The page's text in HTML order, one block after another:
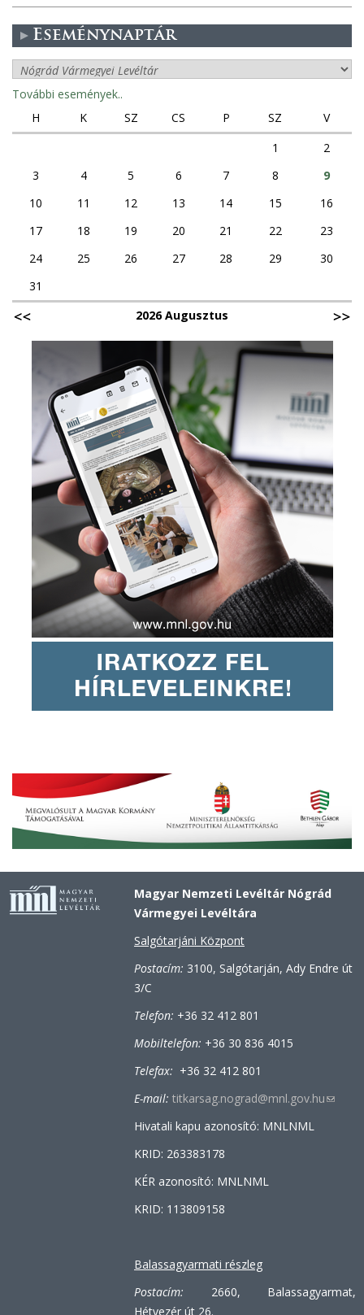
Eseménynaptár
További események..
H
K SZ CS P SZ
V
1
2
3
4 5 6 7 8
9
10
11 12 13 14 15
16
17
18 19 20 21 22
23
24
25 26 27 28 29
30
31
2026 Augusztus
Magyar Nemzeti Levéltár Nógrád
Vármegyei Levéltára
Salgótarjáni Központ
Postacím: 3100, Salgótarján, Ady Endre út
3/C
Telefon: +36 32 412 801
Mobiltelefon: +36 30 836 4015
Telefax: +36 32 412 801
E-mail: titkarsag.nograd@mnl.gov.hu(link
Hivatali kapu azonosító: MNLNML
KRID: 263383178
KÉR azonosító: MNLNML
KRID: 113809158
Balassagyarmati részleg
Postacím: 2660, Balassagyarmat,
Hétvezér út 26.